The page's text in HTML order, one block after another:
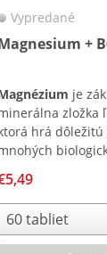
+
Vypredané
je
zložka
hrá
fungovanie
a
červených